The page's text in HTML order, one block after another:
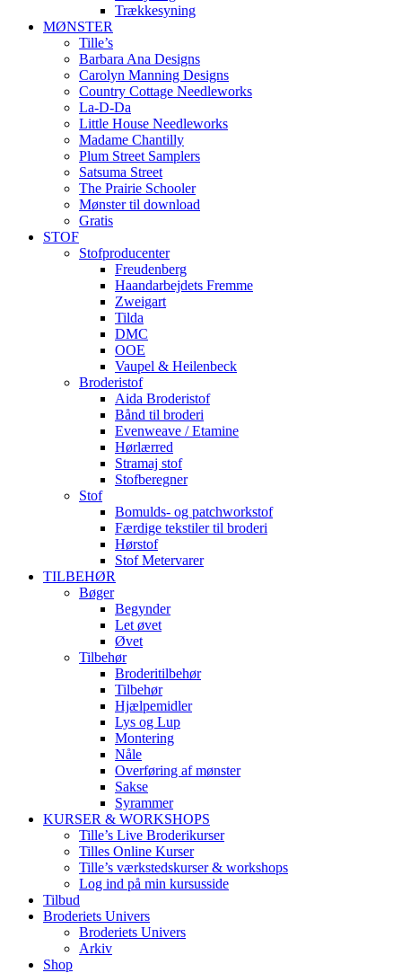
Trækkesyning
MØNSTER
Tille’s
Barbara Ana Designs
Carolyn Manning Designs
Country Cottage Needleworks
La-D-Da
Little House Needleworks
Madame Chantilly
Plum Street Samplers
Satsuma Street
The Prairie Schooler
Mønster til download
Gratis
STOF
Stofproducenter
Freudenberg
Haandarbejdets Fremme
Zweigart
Tilda
DMC
OOE
Vaupel & Heilenbeck
Broderistof
Aida Broderistof
Bånd til broderi
Evenweave / Etamine
Hørlærred
Stramaj stof
Stofberegner
Stof
Bomulds- og patchworkstof
Færdige tekstiler til broderi
Hørstof
Stof Metervarer
TILBEHØR
Bøger
Begynder
Let øvet
Øvet
Tilbehør
Broderitilbehør
Tilbehør
Hjælpemidler
Lys og Lup
Montering
Nåle
Overføring af mønster
Sakse
Syrammer
KURSER & WORKSHOPS
Tille’s Live Broderikurser
Tilles Online Kurser
Tille’s værkstedskurser & workshops
Log ind på min kursusside
Tilbud
Broderiets Univers
Broderiets Univers
Arkiv
Shop